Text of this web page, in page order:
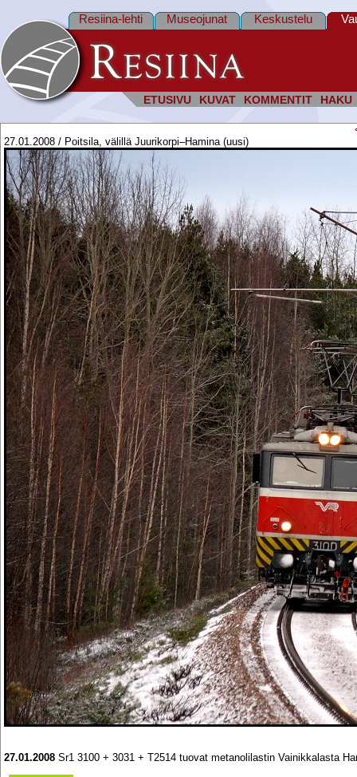
ETUSIVU KUVAT KOMMENTIT HAKU
Resiina-lehti Museojunat Keskustelu
27.01.2008 / Poitsila, välillä Juurikorpi–Hamina (uusi)
27.01.2008 Sr1 3100 + 3031 + T2514 tuovat metanolilastin Vainikkalasta